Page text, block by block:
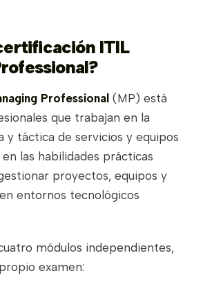
ITIL
Professional (MP) está
que trabajan en la
y táctica de servicios y equipos
las habilidades prácticas
proyectos, equipos y
entornos tecnológicos
módulos independientes,
examen: